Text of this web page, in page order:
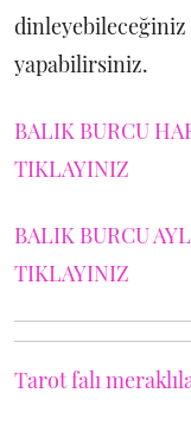
dinleyebileceğiniz
yapabilirsiniz.
BALIK BURCU
TIKLAYINIZ
BALIK BURCU
TIKLAYINIZ
Tarot falı